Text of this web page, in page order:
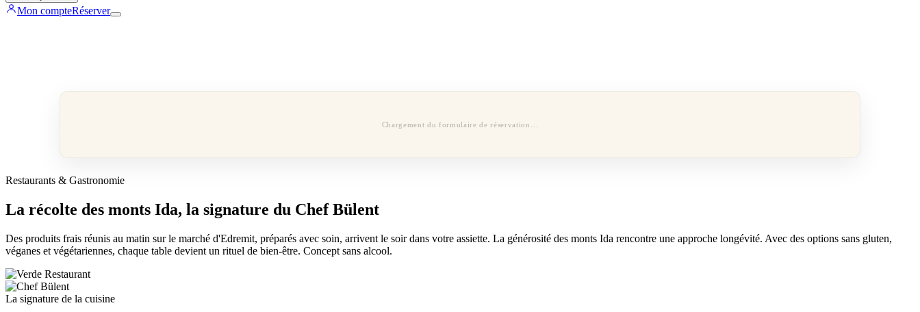
Mon compteRéserver
Chargement du formulaire de réservation…
Restaurants & Gastronomie
La récolte des monts Ida, la signature du Chef Bülent
Des produits frais réunis au matin sur le marché d'Edremit, préparés avec soin, arrivent le soir dans votre assiette. La générosité des monts Ida rencontre une approche longévité. Avec des options sans gluten,
véganes et végétariennes, chaque table devient un rituel de bien-être. Concept sans alcool.
La signature de la cuisine